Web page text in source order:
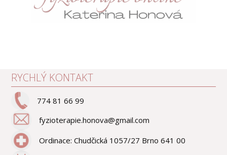
RYCHLÝ KONTAKT
774 81 66 99
fyzioterapie.honova@gmail.com
Ordinace: Chudčická 1057/27 Brno 641 00